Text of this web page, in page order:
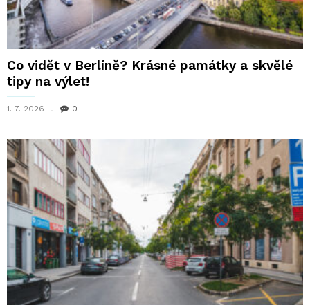
Co vidět v Berlíně? Krásné památky a skvělé
tipy na výlet!
1. 7. 2026 0